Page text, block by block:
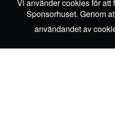
Vi använder cookies för
Sponsorhuset. Genom
användandet av